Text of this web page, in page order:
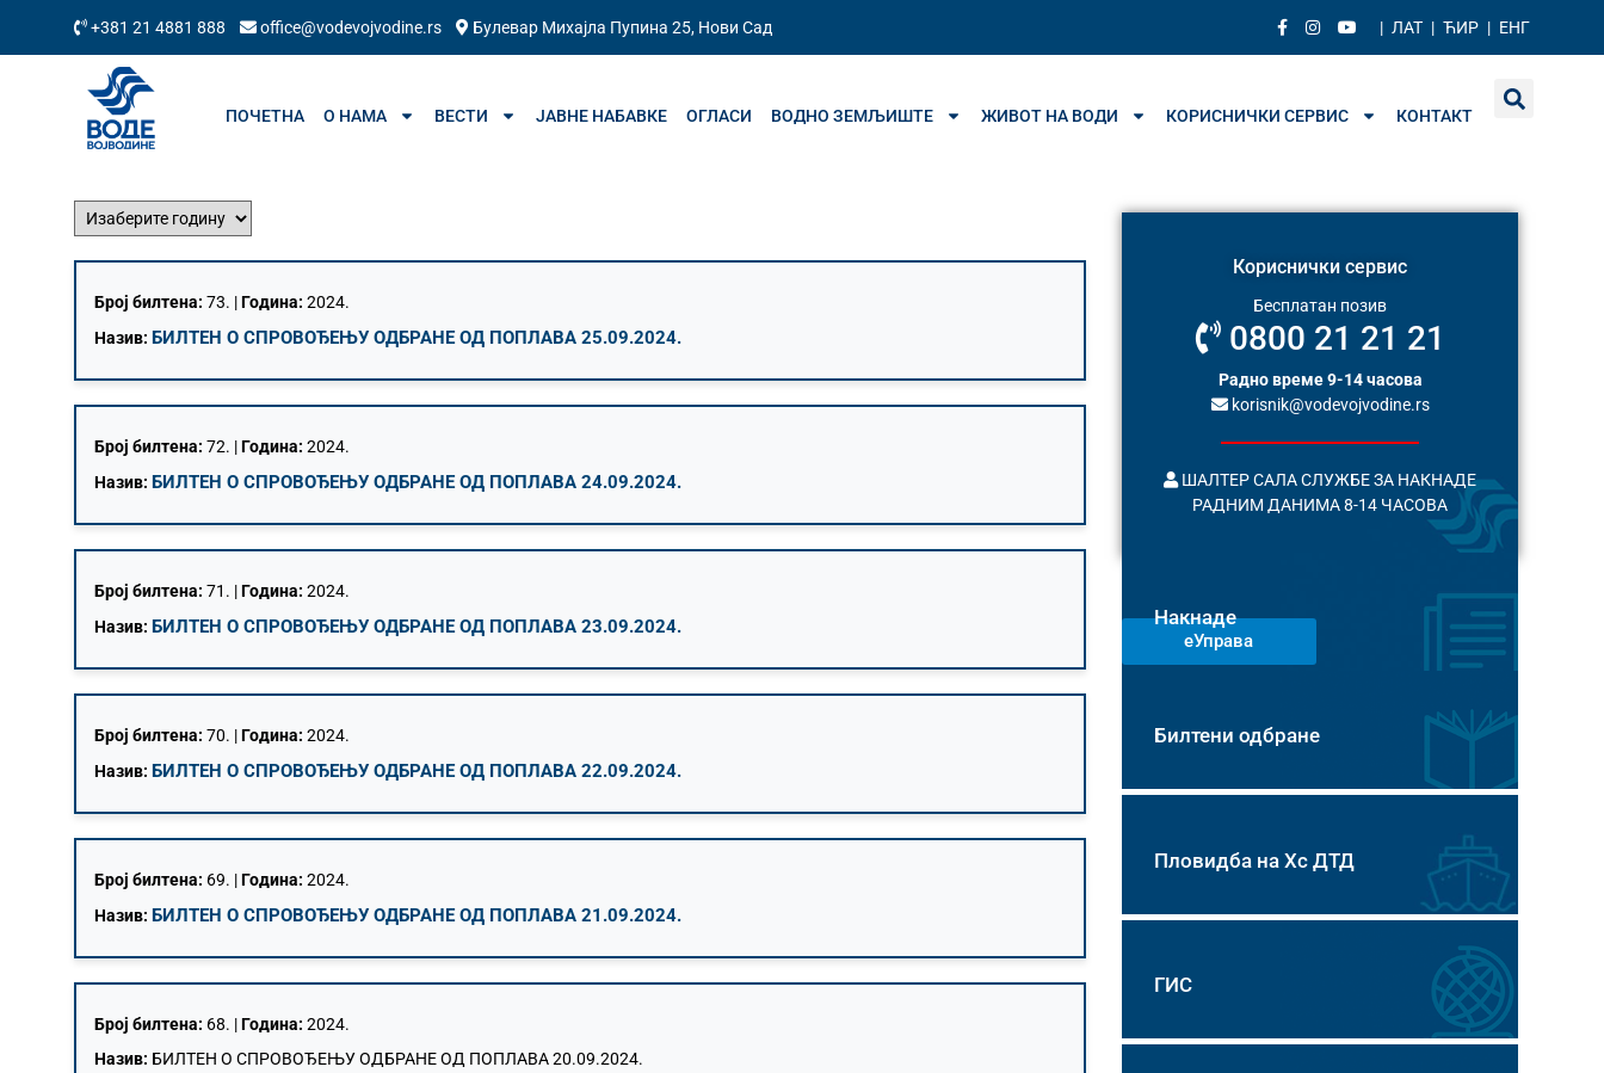
+381 21 4881 888 office@vodevojvodine.rs Булевар Михајла Пупина 25, Нови Сад | ЛАТ | ЋИР | ЕНГ
ПОЧЕТНА О НАМА ВЕСТИ ЈАВНЕ НАБАВКЕ ОГЛАСИ ВОДНО ЗЕМЉИШТЕ ЖИВОТ НА ВОДИ КОРИСНИЧКИ СЕРВИС КОНТАКТ
Број билтена: 73. |Година: 2024.
Назив: БИЛТЕН О СПРОВОЂЕЊУ ОДБРАНЕ ОД ПОПЛАВА 25.09.2024.
Број билтена: 72. |Година: 2024.
Назив: БИЛТЕН О СПРОВОЂЕЊУ ОДБРАНЕ ОД ПОПЛАВА 24.09.2024.
Број билтена: 71. |Година: 2024.
Назив: БИЛТЕН О СПРОВОЂЕЊУ ОДБРАНЕ ОД ПОПЛАВА 23.09.2024.
Број билтена: 70. |Година: 2024.
Назив: БИЛТЕН О СПРОВОЂЕЊУ ОДБРАНЕ ОД ПОПЛАВА 22.09.2024.
Број билтена: 69. |Година: 2024.
Назив: БИЛТЕН О СПРОВОЂЕЊУ ОДБРАНЕ ОД ПОПЛАВА 21.09.2024.
Број билтена: 68. |Година: 2024.
Назив: БИЛТЕН О СПРОВОЂЕЊУ ОДБРАНЕ ОД ПОПЛАВА 20.09.2024.
Кориснички сервис
Бесплатан позив
0800 21 21 21
Радно време 9-14 часова
korisnik@vodevojvodine.rs
ШАЛТЕР САЛА СЛУЖБЕ ЗА НАКНАДЕ
РАДНИМ ДАНИМА 8-14 ЧАСОВА
Накнаде
еУправа
Билтени одбране
Пловидба на Хс ДТД
ГИС